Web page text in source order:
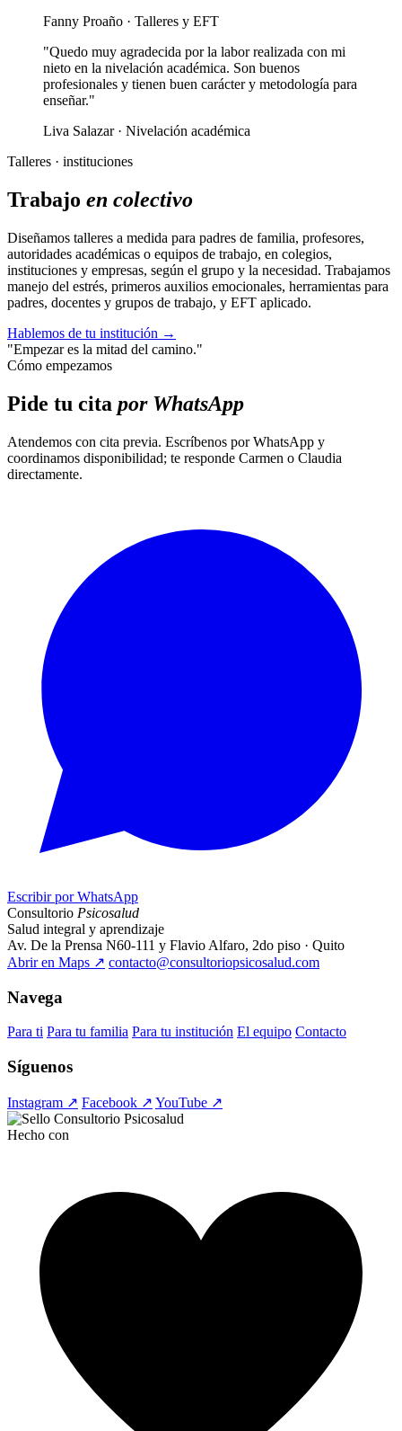
Fanny Proaño · Talleres y EFT
"Quedo muy agradecida por la labor realizada con mi
nieto en la nivelación académica. Son buenos
profesionales y tienen buen carácter y metodología para
enseñar."
Liva Salazar · Nivelación académica
Talleres · instituciones
Trabajo en colectivo
Diseñamos talleres a medida para padres de familia, profesores,
autoridades académicas o equipos de trabajo, en colegios,
instituciones y empresas, según el grupo y la necesidad. Trabajamos
manejo del estrés, primeros auxilios emocionales, herramientas para
padres, docentes y grupos de trabajo, y EFT aplicado.
Hablemos de tu institución →
"Empezar es la mitad del camino."
Cómo empezamos
Pide tu cita por WhatsApp
Atendemos con cita previa. Escríbenos por WhatsApp y
coordinamos disponibilidad; te responde Carmen o Claudia
directamente.
Escribir por WhatsApp
Consultorio Psicosalud
Salud integral y aprendizaje
Av. De la Prensa N60-111 y Flavio Alfaro, 2do piso · Quito
Abrir en Maps ↗ contacto@consultoriopsicosalud.com
Navega
Para ti Para tu familia Para tu institución El equipo Contacto
Síguenos
Instagram ↗ Facebook ↗ YouTube ↗
Hecho con